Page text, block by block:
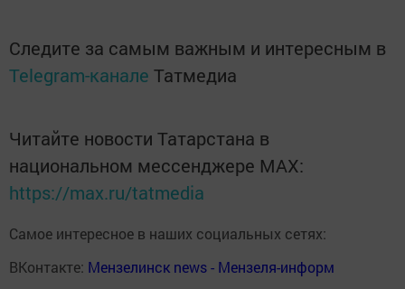
Следите за самым важным и интересным в
Telegram-канале Татмедиа
Читайте новости Татарстана в
национальном мессенджере MАХ:
https://max.ru/tatmedia
Самое интересное в наших социальных сетях:
ВКонтакте: Мензелинск news - Мензеля-информ